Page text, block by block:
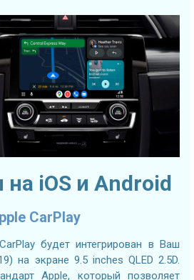
iOS и Android
CarPlay
будет интегрирован в Ваш
на экране 9.5 inches QLED 2.5D.
Apple, который позволяет